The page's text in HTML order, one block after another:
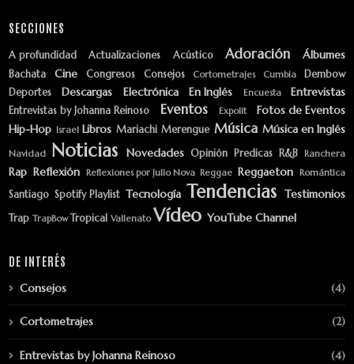
SECCIONES
A profundidad Actualizaciones Acústico Adoración Álbumes
Bachata Cine Congresos Consejos Cortometrajes Cumbia
Dembow
Deportes
Descargas Electrónica En Inglés Encuesta Entrevistas
Entrevistas by Johanna Reinoso Eventos Expolit
Fotos de Eventos
Hip-Hop Israel Libros Mariachi Merengue Música Música en Inglés
Navidad Noticias Novedades Opinión Predicas R&B Ranchera
Rap Reflexión Reflexiones por Julio Nova Reggae Reggaeton Romántica
Santiago Spotify Playlist Tecnología Tendencias Testimonios
Trap TrapBow Tropical Vallenato Vídeo YouTube Channel
DE INTERÉS
Consejos (4)
Cortometrajes (2)
Entrevistas by Johanna Reinoso (4)